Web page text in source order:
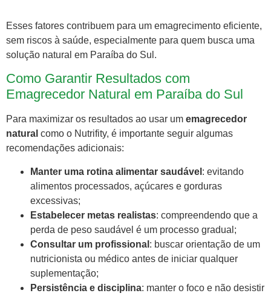
Esses fatores contribuem para um emagrecimento eficiente,
sem riscos à saúde, especialmente para quem busca uma
solução natural em Paraíba do Sul.
Como Garantir Resultados com
Emagrecedor Natural em Paraíba do Sul
Para maximizar os resultados ao usar um emagrecedor
natural como o Nutrifity, é importante seguir algumas
recomendações adicionais:
Manter uma rotina alimentar saudável : evitando
alimentos processados, açúcares e gorduras
excessivas;
Estabelecer metas realistas: compreendendo que a
perda de peso saudável é um processo gradual;
Consultar um profissional : buscar orientação de um
nutricionista ou médico antes de iniciar qualquer
suplementação;
Persistência e disciplina: manter o foco e não desistir